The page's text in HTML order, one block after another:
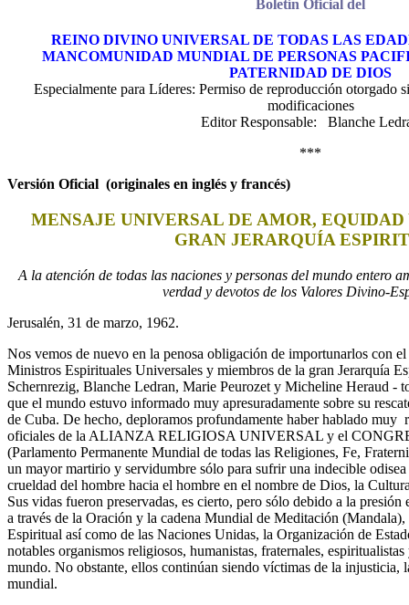
Boletín Oficial del
REINO DIVINO UNIVERSAL DE TODAS LAS
MANCOMUNIDAD MUNDIAL DE PERSONAS
PATERNIDAD DE DIOS
Especialmente para Líderes: Permiso de reproducción otorgado
modificaciones
Editor Responsable: Blanche
***
Versión Oficial (originales en inglés y francés)
MENSAJE UNIVERSAL DE AMOR,
GRAN JERARQUÍA
A la atención de todas las naciones y personas del mundo entero
verdad y devotos de los Valores Divino-
Jerusalén, 31 de marzo, 1962.
Nos vemos de nuevo en la penosa obligación de importunarlos con
Ministros Espirituales Universales y miembros de la gran Jerarquía
Schernrezig, Blanche Ledran, Marie Peurozet y Micheline Heraud -
que el mundo estuvo informado muy apresuradamente sobre su
de Cuba. De hecho, deploramos profundamente haber hablado muy
oficiales de la ALIANZA RELIGIOSA UNIVERSAL y el
(Parlamento Permanente Mundial de todas las Religiones, Fe,
un mayor martirio y servidumbre sólo para sufrir una indecible
crueldad del hombre hacia el hombre en el nombre de Dios, la
Sus vidas fueron preservadas, es cierto, pero sólo debido a la presión
a través de la Oración y la cadena Mundial de Meditación
Espiritual así como de las Naciones Unidas, la Organización de
notables organismos religiosos, humanistas, fraternales,
mundo. No obstante, ellos continúan siendo víctimas de la injusticia,
mundial.